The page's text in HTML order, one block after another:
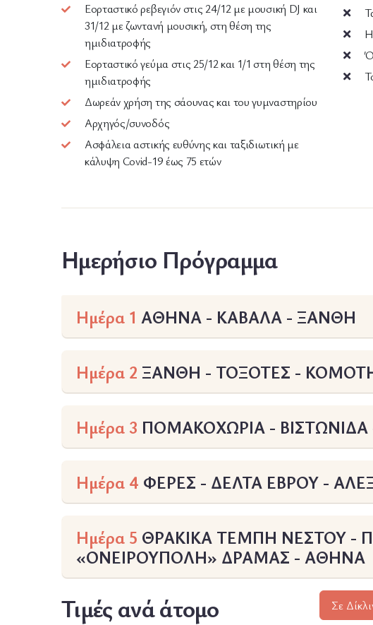
Εορταστικό ρεβεγιόν στις 24/12 με μουσική DJ και
31/12 με ζωντανή μουσική, στη θέση της
ημιδιατροφής
Εορταστικό γεύμα στις 25/12 και 1/1 στη θέση της
ημιδιατροφής
Δωρεάν χρήση της σάουνας και του γυμναστηρίου
Αρχηγός/συνοδός
Ασφάλεια αστικής ευθύνης και ταξιδιωτική με
κάλυψη Covid-19 έως 75 ετών
Ημερήσιο Πρόγραμμα
Ημέρα 1 ΑΘΗΝΑ - ΚΑΒΑΛΑ - ΞΑΝΘΗ
Ημέρα 2 ΞΑΝΘΗ - ΤΟΞΟΤΕΣ -
Ημέρα 3 ΠΟΜΑΚΟΧΩΡΙΑ -
Ημέρα 4 ΦΕΡΕΣ - ΔΕΛΤΑ ΕΒΡΟΥ -
Ημέρα 5 ΘΡΑΚΙΚΑ ΤΕΜΠΗ ΝΕΣΤΟΥ -
«ΟΝΕΙΡΟΥΠΟΛΗ» ΔΡΑΜΑΣ - ΑΘΗΝΑ
Τιμές ανά άτομο Σε